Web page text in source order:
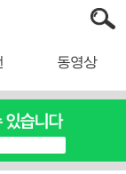
동영상